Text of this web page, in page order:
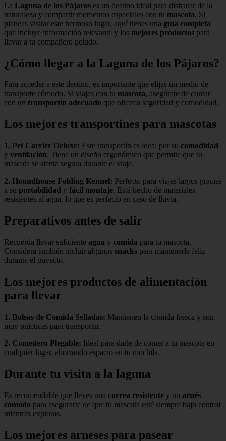
La Laguna de los Pájaros es un destino ideal para disfrutar de la
naturaleza y compartir momentos especiales con tu mascota. Si
planeas visitar este hermoso lugar, aquí tienes una guía completa
que incluye información relevante y los mejores productos para
llevar a tu compañero peludo.
¿Cómo llegar a la Laguna de los Pájaros?
Para acceder a este destino, es importante que elijas un medio de
transporte cómodo. Si viajas con tu mascota, asegúrate de contar
con un transportín adecuado que ofrezca seguridad y comodidad.
Los mejores transportines para mascotas
1. Pet Carrier Deluxe: Este transportín es ideal por su comodidad
y ventilación. Tiene un diseño ergonómico que permite que tu
mascota se sienta segura durante el viaje.
2. Houndhouse Folding Kennel: Perfecto para viajes largos gracias
a su portabilidad y fácil montaje. Está hecho de materiales
resistentes al agua, lo que es perfecto en caso de lluvia.
Preparativos antes de salir
Recuerda llevar suficiente agua y comida para tu mascota.
Considera también incluir algunos snacks para mantenerla feliz
durante el trayecto.
Los mejores productos de alimentación
para llevar
1. Bolsas de Comida Selladas: Mantienen la comida fresca y son
muy prácticas para transportar.
2. Comedero Plegable: Ideal para darle de comer a tu mascota en
cualquier lugar, ahorrando espacio en tu mochila.
Durante tu visita a la laguna
Es recomendable que lleves una correa resistente y un arnés
cómodo para asegurarte de que tu mascota esté siempre bajo control
mientras exploras.
Los mejores arneses para pasear